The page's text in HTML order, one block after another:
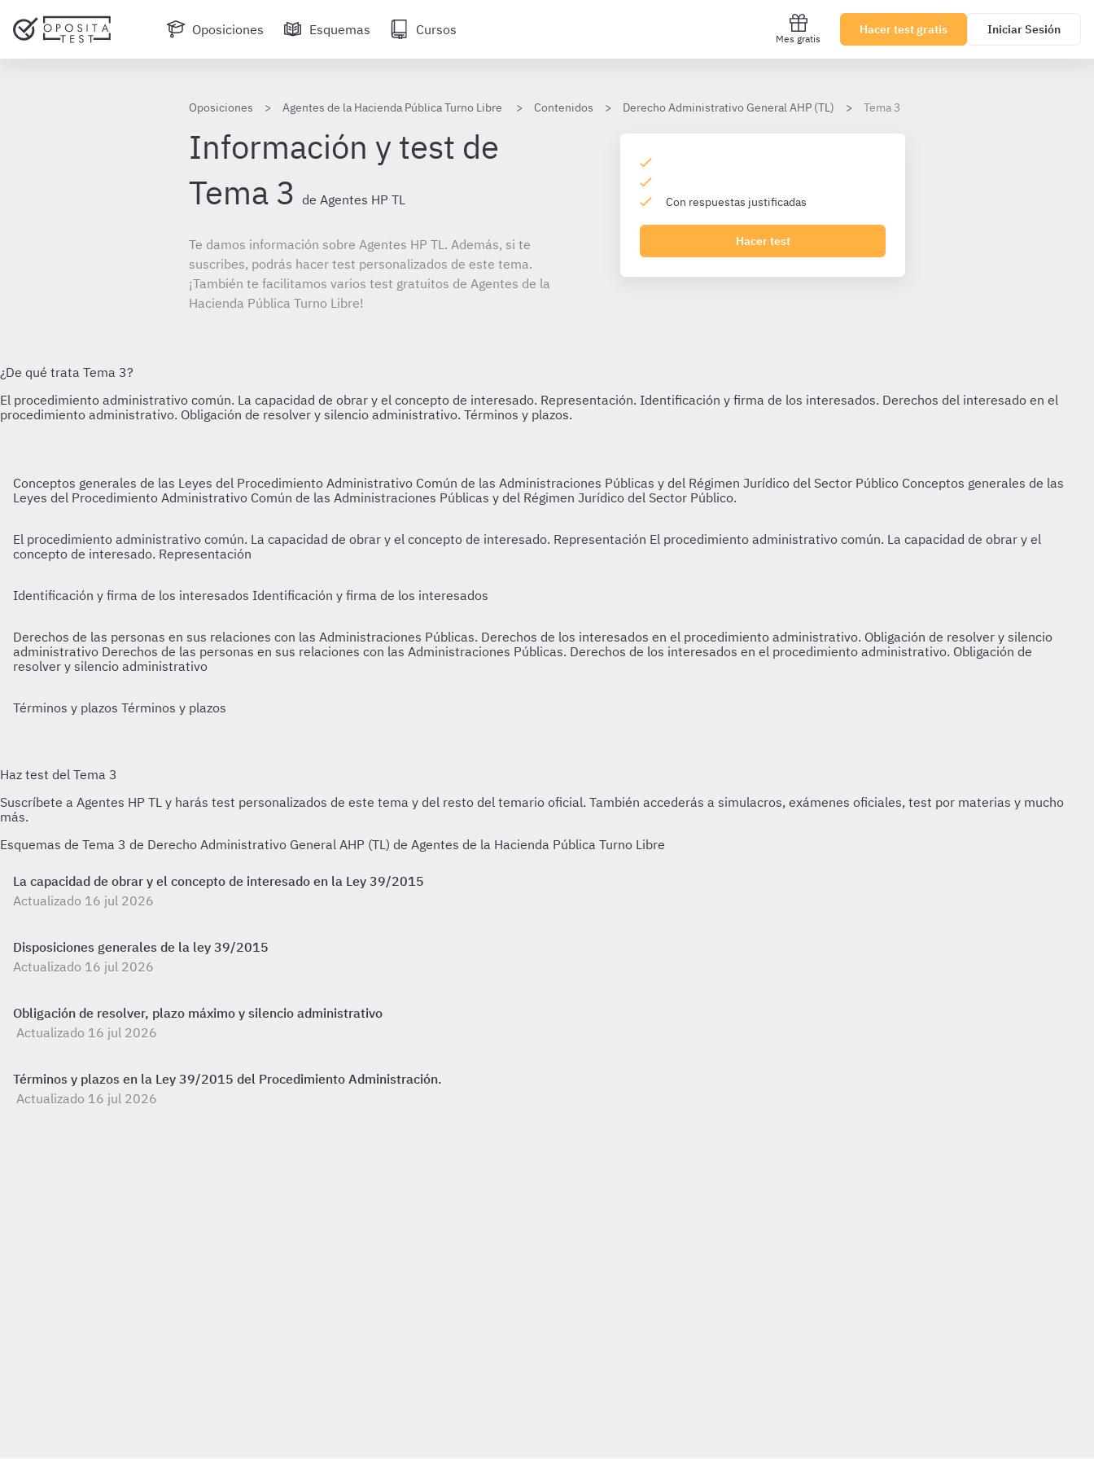
Oposiciones Esquemas Cursos
Mes gratis
Hacer test gratis Iniciar Sesión
Oposiciones Agentes de la Hacienda Pública Turno Libre Contenidos Derecho Administrativo General AHP (TL) Tema 3
Información y test de
Tema 3 de Agentes HP TL
Te damos información sobre Agentes HP TL. Además, si te
suscribes, podrás hacer test personalizados de este tema.
¡También te facilitamos varios test gratuitos de Agentes de la
Hacienda Pública Turno Libre!
Con respuestas justificadas
Hacer test
Conceptos generales de las Leyes del Procedimiento Administrativo Común de las Administraciones Públicas y del Régimen Jurídico del Sector Público Conceptos generales de las
Leyes del Procedimiento Administrativo Común de las Administraciones Públicas y del Régimen Jurídico del Sector Público.
El procedimiento administrativo común. La capacidad de obrar y el concepto de interesado. Representación El procedimiento administrativo común. La capacidad de obrar y el
concepto de interesado. Representación
Identificación y firma de los interesados Identificación y firma de los interesados
Derechos de las personas en sus relaciones con las Administraciones Públicas. Derechos de los interesados en el procedimiento administrativo. Obligación de resolver y silencio
administrativo Derechos de las personas en sus relaciones con las Administraciones Públicas. Derechos de los interesados en el procedimiento administrativo. Obligación de
resolver y silencio administrativo
Términos y plazos Términos y plazos
Esquemas de Tema 3 de Derecho Administrativo General AHP (TL) de Agentes de la Hacienda Pública Turno Libre
La capacidad de obrar y el concepto de interesado en la Ley 39/2015
Actualizado 16 jul 2026
Disposiciones generales de la ley 39/2015
Actualizado 16 jul 2026
Obligación de resolver, plazo máximo y silencio administrativo
Actualizado 16 jul 2026
Términos y plazos en la Ley 39/2015 del Procedimiento Administración.
Actualizado 16 jul 2026